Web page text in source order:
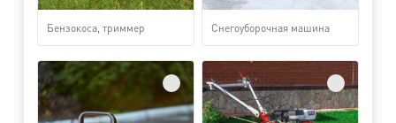
Бензокоса, триммер Снегоуборочная машина